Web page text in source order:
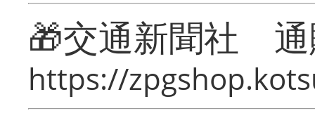
🎁交通新聞社
https://